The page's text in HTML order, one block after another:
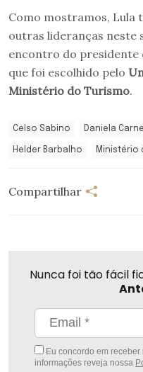
Como mostramos, Lula
outras lideranças neste
encontro do presidente
que foi escolhido pelo
Ministério do Turismo.
Celso Sabino Daniela
Helder Barbalho Ministério
Compartilhar
Nunca foi tão fácil
Eu concordo em
informações reveja nossa